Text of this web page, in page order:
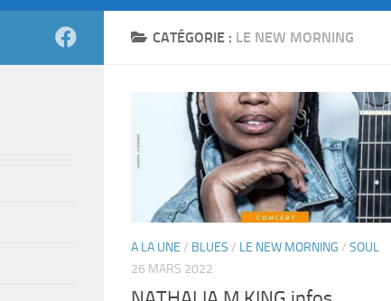
CATÉGORIE : LE NEW MORNING
A LA UNE / BLUES / LE NEW MORNING / SOUL
26 MARS 2022